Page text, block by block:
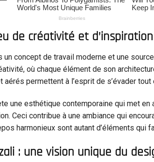
de créativité et d’inspiration
un concept de travail moderne et une
où chaque élément de son
permettent à l’esprit de s’évader
une esthétique contemporaine qui met
Ceci contribue à une ambiance qui
harmonieux sont autant d’éléments qui
: une vision unique du